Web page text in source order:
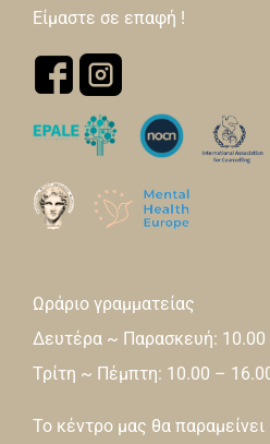
Είμαστε σε επαφή !
Ωράριο γραμματείας
Δευτέρα ~ Παρασκευή: 10.00
Τρίτη ~ Πέμπτη: 10.00 –
Το κέντρο μας θα παραμείνει